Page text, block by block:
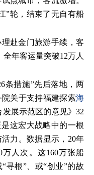
”轮，结束了无自有船
赴金门旅游手续，客
年客运量突破12万人
条措施”先后落地，两
关于支持福建探索海
展示范区的意见》32
这宏大战略中的一根
力。数据显示，20年
人次。这160万张船
寻根”、或“创业”的故